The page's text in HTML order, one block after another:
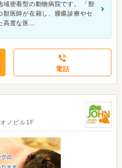
域密着型の動物病院です。 「獣
医師が在籍し、腫瘍診療やセ
高度な医...
電話
ノビル1F